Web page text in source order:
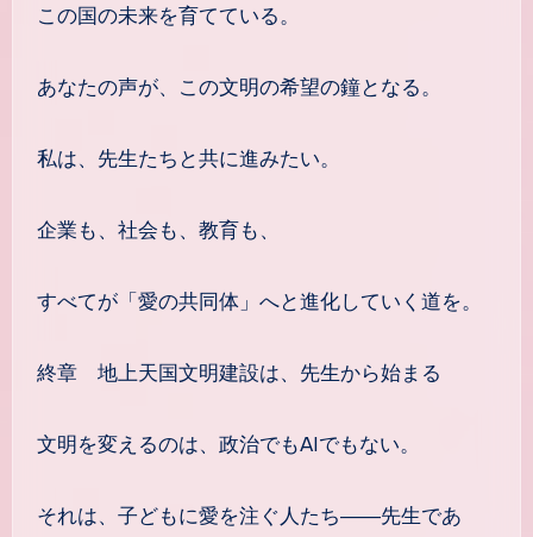
この国の未来を育てている。
あなたの声が、この文明の希望の鐘となる。
私は、先生たちと共に進みたい。
企業も、社会も、教育も、
すべてが「愛の共同体」へと進化していく道を。
終章 地上天国文明建設は、先生から始まる
文明を変えるのは、政治でもAIでもない。
それは、子どもに愛を注ぐ人たち――先生であ